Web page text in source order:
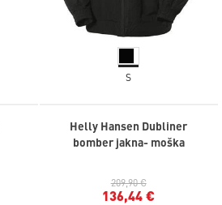
S
Helly Hansen Dubliner
bomber jakna- moška
209,90 €
136,44 €